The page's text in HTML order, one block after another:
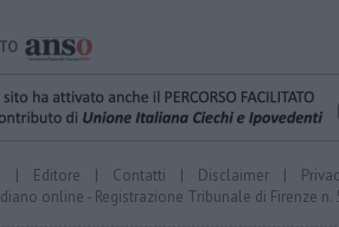
| Editore | Contatti | Disclaimer |
online - Registrazione Tribunale di Firenze n.